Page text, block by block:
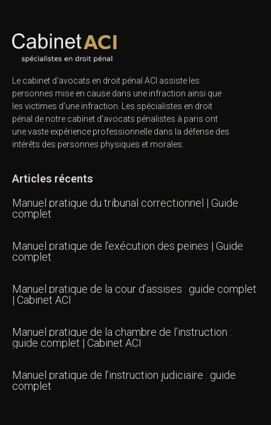
Le cabinet d’avocats en droit pénal ACI assiste les
personnes mise en cause dans une infraction ainsi que
les victimes d’une infraction. Les spécialistes en droit
pénal de notre cabinet d’avocats pénalistes à paris ont
une vaste expérience professionnelle dans la défense des
intérêts des personnes physiques et morales.
Articles récents
Manuel pratique du tribunal correctionnel | Guide
complet
Manuel pratique de l’exécution des peines | Guide
complet
Manuel pratique de la cour d’assises : guide complet
| Cabinet ACI
Manuel pratique de la chambre de l’instruction :
guide complet | Cabinet ACI
Manuel pratique de l’instruction judiciaire : guide
complet